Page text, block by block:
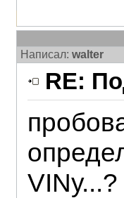
Написал: walter
RE:
VINу...?